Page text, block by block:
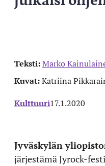
Teksti:Marko
Kuvat:Katriina
Kulttuuri17.1.2020
Jyväskylän
järjestämä Jyrock-